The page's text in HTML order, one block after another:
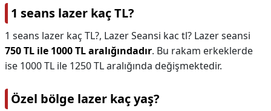
1 seans lazer kaç TL?
1 seans lazer kaç TL?, Lazer Seansi kac tl? Lazer seansi
750 TL ile 1000 TL aralığındadır. Bu rakam erkeklerde
ise 1000 TL ile 1250 TL aralığında değişmektedir.
Özel bölge lazer kaç yaş?